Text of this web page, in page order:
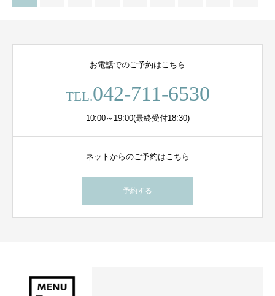
お電話でのご予約はこちら
TEL.042-711-6530
10:00～19:00(最終受付18:30)
ネットからのご予約はこちら
予約する